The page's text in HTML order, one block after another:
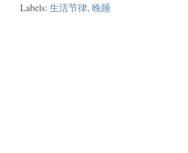
Labels: 生活节律, 晚睡